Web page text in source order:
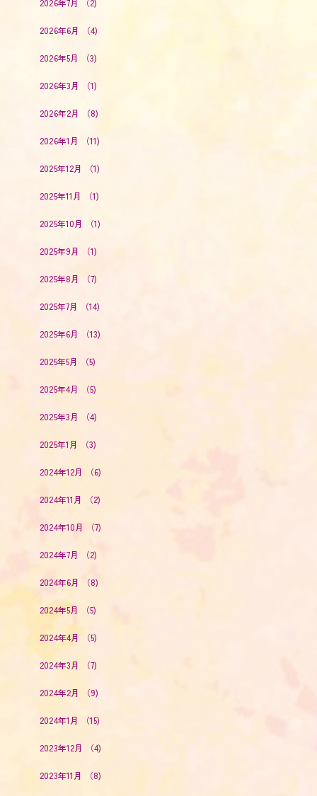
2026年7月 （2)
2026年6月 （4)
2026年5月 （3)
2026年3月 （1)
2026年2月 （8)
2026年1月 （11)
2025年12月 （1)
2025年11月 （1)
2025年10月 （1)
2025年9月 （1)
2025年8月 （7)
2025年7月 （14)
2025年6月 （13)
2025年5月 （5)
2025年4月 （5)
2025年3月 （4)
2025年1月 （3)
2024年12月 （6)
2024年11月 （2)
2024年10月 （7)
2024年7月 （2)
2024年6月 （8)
2024年5月 （5)
2024年4月（5)
2024年3月 （7)
2024年2月 （9)
2024年1月 （15)
2023年12月 （4)
2023年11月 （8)